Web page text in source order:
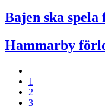
Bajen ska
Hammarby
1
2
3